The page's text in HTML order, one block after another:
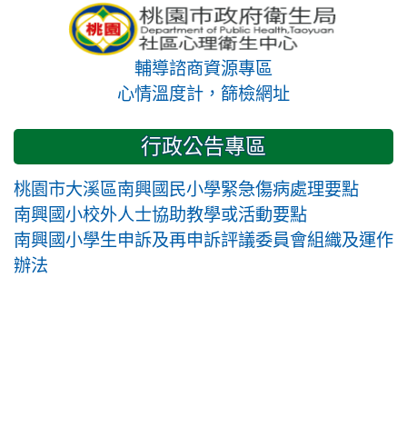
輔導諮商資源專區
心情溫度計，篩檢網址
行政公告專區
桃園市大溪區南興國民小學緊急傷病處理要點
南興國小校外人士協助教學或活動要點
南興國小學生申訴及再申訴評議委員會組織及運作
辦法